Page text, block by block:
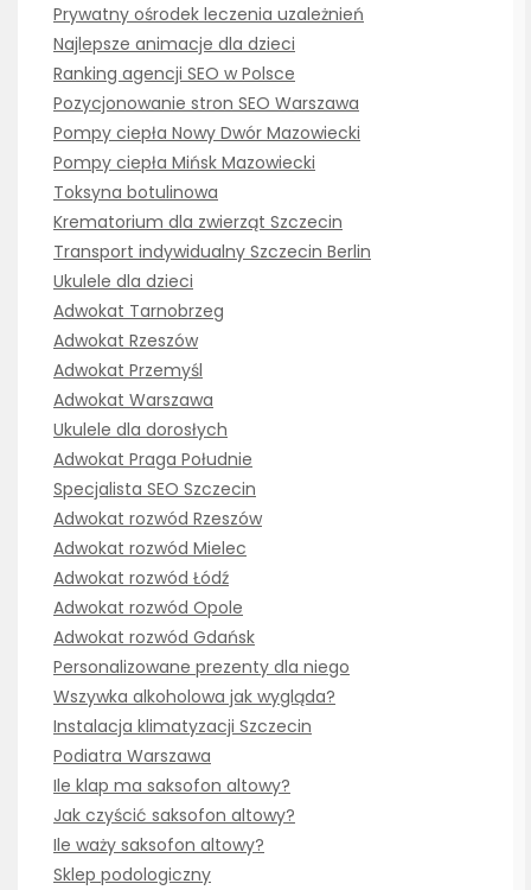
Prywatny ośrodek leczenia uzależnień
Najlepsze animacje dla dzieci
Ranking agencji SEO w Polsce
Pozycjonowanie stron SEO Warszawa
Pompy ciepła Nowy Dwór Mazowiecki
Pompy ciepła Mińsk Mazowiecki
Toksyna botulinowa
Krematorium dla zwierząt Szczecin
Transport indywidualny Szczecin Berlin
Ukulele dla dzieci
Adwokat Tarnobrzeg
Adwokat Rzeszów
Adwokat Przemyśl
Adwokat Warszawa
Ukulele dla dorosłych
Adwokat Praga Południe
Specjalista SEO Szczecin
Adwokat rozwód Rzeszów
Adwokat rozwód Mielec
Adwokat rozwód Łódź
Adwokat rozwód Opole
Adwokat rozwód Gdańsk
Personalizowane prezenty dla niego
Wszywka alkoholowa jak wygląda?
Instalacja klimatyzacji Szczecin
Podiatra Warszawa
Ile klap ma saksofon altowy?
Jak czyścić saksofon altowy?
Ile waży saksofon altowy?
Sklep podologiczny